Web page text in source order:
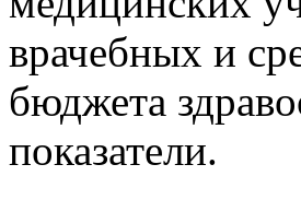
врачебных и
бюджета
показатели.